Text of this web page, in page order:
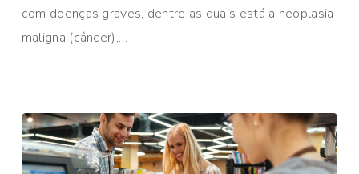
com doenças graves, dentre as quais está a neoplasia
maligna (câncer),…